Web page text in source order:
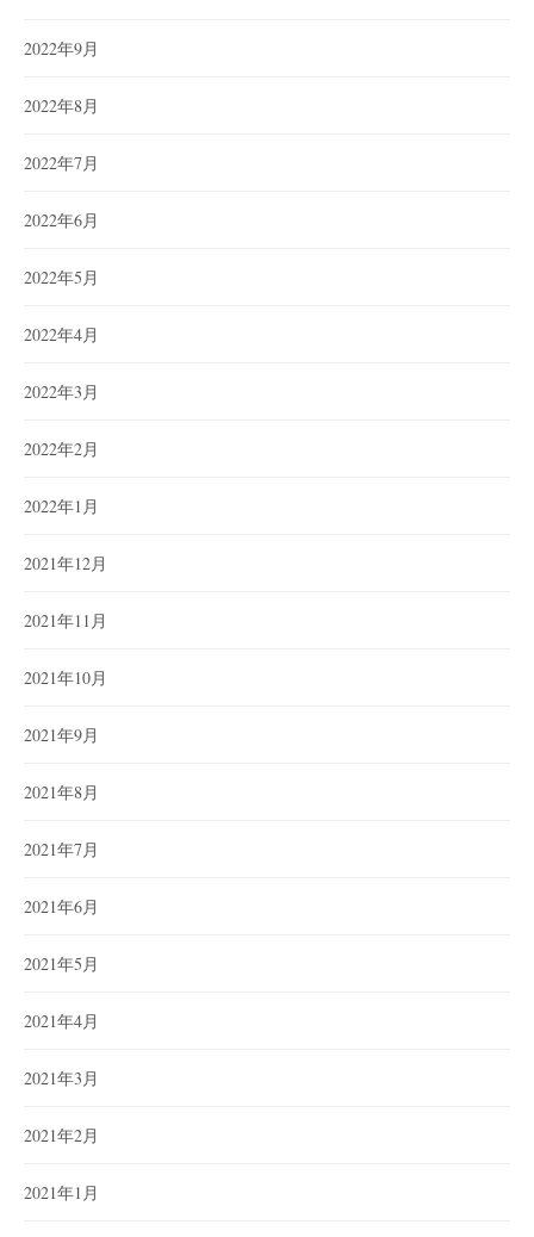
2022年9月
2022年8月
2022年7月
2022年6月
2022年5月
2022年4月
2022年3月
2022年2月
2022年1月
2021年12月
2021年11月
2021年10月
2021年9月
2021年8月
2021年7月
2021年6月
2021年5月
2021年4月
2021年3月
2021年2月
2021年1月